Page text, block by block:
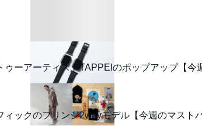
ーアーティストTAPPEIのポップアップ【今
ックのフリンジ2wayモデル【今週のマストバ